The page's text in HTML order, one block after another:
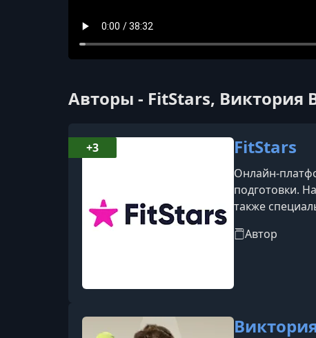
Авторы - FitStars, Виктория
FitStars
Онлайн-
подготовки.
также
Автор
+3